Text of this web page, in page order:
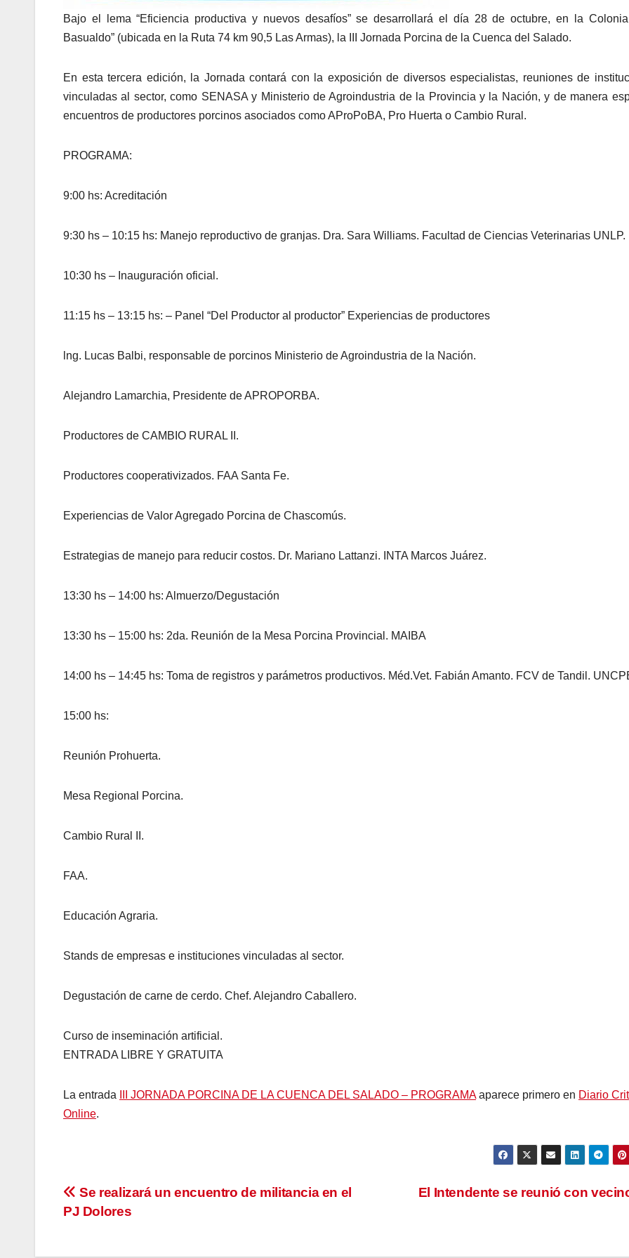
Bajo el lema “Eficiencia productiva y nuevos desafíos” se desarrollará el día 28 de octubre, en la
Basualdo” (ubicada en la Ruta 74 km 90,5 Las Armas), la III Jornada Porcina de la Cuenca del Salado.
En esta tercera edición, la Jornada contará con la exposición de diversos especialistas, reuniones de
vinculadas al sector, como SENASA y Ministerio de Agroindustria de la Provincia y la Nación, y de manera
encuentros de productores porcinos asociados como AProPoBA, Pro Huerta o Cambio Rural.
PROGRAMA:
9:00 hs: Acreditación
9:30 hs – 10:15 hs: Manejo reproductivo de granjas. Dra. Sara Williams. Facultad de Ciencias Veterinarias UNLP.
10:30 hs – Inauguración oficial.
11:15 hs – 13:15 hs: – Panel “Del Productor al productor” Experiencias de productores
lng. Lucas Balbi, responsable de porcinos Ministerio de Agroindustria de la Nación.
Alejandro Lamarchia, Presidente de APROPORBA.
Productores de CAMBIO RURAL II.
Productores cooperativizados. FAA Santa Fe.
Experiencias de Valor Agregado Porcina de Chascomús.
Estrategias de manejo para reducir costos. Dr. Mariano Lattanzi. INTA Marcos Juárez.
13:30 hs – 14:00 hs: Almuerzo/Degustación
13:30 hs – 15:00 hs: 2da. Reunión de la Mesa Porcina Provincial. MAIBA
14:00 hs – 14:45 hs: Toma de registros y parámetros productivos. Méd.Vet. Fabián Amanto. FCV de Tandil.
15:00 hs:
Reunión Prohuerta.
Mesa Regional Porcina.
Cambio Rural II.
FAA.
Educación Agraria.
Stands de empresas e instituciones vinculadas al sector.
Degustación de carne de cerdo. Chef. Alejandro Caballero.
Curso de inseminación artificial.
ENTRADA LIBRE Y GRATUITA
La entrada III JORNADA PORCINA DE LA CUENCA DEL SALADO – PROGRAMAaparece primero en Diario
Online.
Navegación
El Intendente se reunió con
Se realizará un encuentro de militancia en el
PJ Dolores